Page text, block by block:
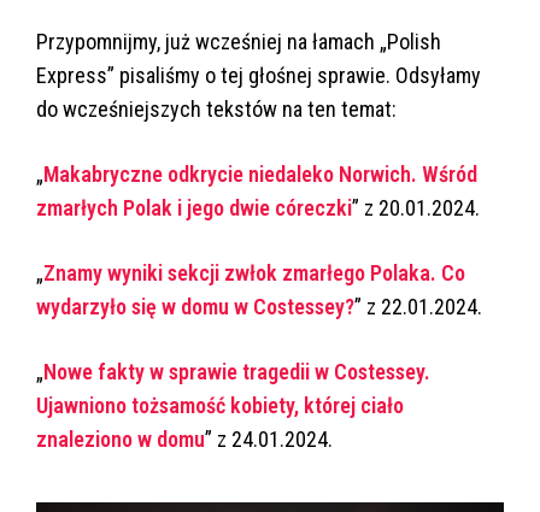
Przypomnijmy, już wcześniej na łamach „Polish
Express” pisaliśmy o tej głośnej sprawie. Odsyłamy
do wcześniejszych tekstów na ten temat:
„Makabryczne odkrycie niedaleko Norwich. Wśród
zmarłych Polak i jego dwie córeczki” z 20.01.2024.
„Znamy wyniki sekcji zwłok zmarłego Polaka. Co
wydarzyło się w domu w Costessey?” z 22.01.2024.
„Nowe fakty w sprawie tragedii w Costessey.
Ujawniono tożsamość kobiety, której ciało
znaleziono w domu” z 24.01.2024.